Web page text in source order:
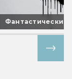
Фантастические